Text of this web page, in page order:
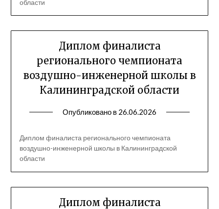
области
Диплом финалиста
регионального чемпионата
воздушно-инженерной школы в
Калининградской области
Опубликовано в 26.06.2026
Диплом финалиста регионального чемпионата
воздушно-инженерной школы в Калининградской
области
Диплом финалиста